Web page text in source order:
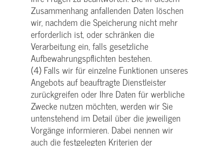
Zusammenhang anfallenden Daten löschen
wir, nachdem die Speicherung nicht mehr
erforderlich ist, oder schränken die
Verarbeitung ein, falls gesetzliche
Aufbewahrungspflichten bestehen.
(4) Falls wir für einzelne Funktionen unseres
Angebots auf beauftragte Dienstleister
zurückgreifen oder Ihre Daten für werbliche
Zwecke nutzen möchten, werden wir Sie
untenstehend im Detail über die jeweiligen
Vorgänge informieren. Dabei nennen wir
auch die festgelegten Kriterien der